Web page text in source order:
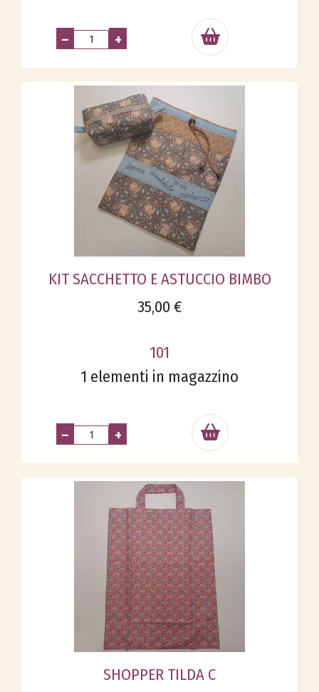
– +
KIT SACCHETTO E ASTUCCIO BIMBO
35,00 €
101
1 elementi in magazzino
– +
SHOPPER TILDA C